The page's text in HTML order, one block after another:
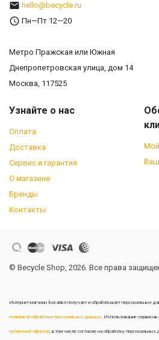
hello@becycle.ru
Пн—Пт 12—20
Метро Пражская или Южная
Днепропетровская улица, дом 14
Москва, 117525
Узнайте о нас
Оплата
Доставка
Сервис и гарантия
О магазине
Бренды
Контакты
© Becycle Shop, 2026. Все права
Интернет-магазин Бисайкл получает и обрабатывает персональные
политикой обработки персональных данных. Использование сервисов
публичной офертой, в том числе согласие на обработку